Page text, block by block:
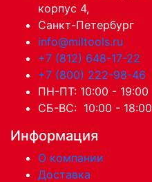
корпус 4,
Санкт-Петербург
info@miltools.ru
+7 (812) 648-17-22
+7 (800) 222-98-46
ПН-ПТ: 10:00 - 19:00
СБ-ВС: 10:00 - 18:00
Информация
О компании
Доставка